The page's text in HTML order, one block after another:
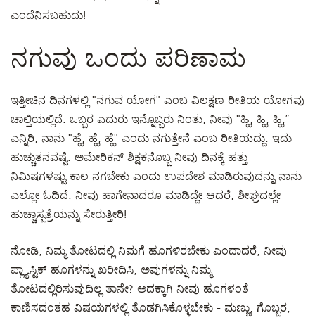
ಎಂದೆನಿಸಬಹುದು!
ನಗುವು ಒಂದು ಪರಿಣಾಮ
ಇತ್ತೀಚಿನ ದಿನಗಳಲ್ಲಿ "ನಗುವ ಯೋಗ" ಎಂಬ ವಿಲಕ್ಷಣ ರೀತಿಯ ಯೋಗವು
ಚಾಲ್ತಿಯಲ್ಲಿದೆ. ಒಬ್ಬರ ಎದುರು ಇನ್ನೊಬ್ಬರು ನಿಂತು, ನೀವು "ಹ್ಹಿ, ಹ್ಹಿ, ಹ್ಹಿ,”
ಎನ್ನಿರಿ, ನಾನು "ಹ್ಹೆ, ಹ್ಹೆ, ಹ್ಹೆ" ಎಂದು ನಗುತ್ತೇನೆ ಎಂಬ ರೀತಿಯದ್ದು. ಇದು
ಹುಚ್ಚುತನವಷ್ಟೆ. ಅಮೇರಿಕನ್ ಶಿಕ್ಷಕನೊಬ್ಬ ನೀವು ದಿನಕ್ಕೆ ಹತ್ತು
ನಿಮಿಷಗಳಷ್ಟು ಕಾಲ ನಗಬೇಕು ಎಂದು ಉಪದೇಶ ಮಾಡಿರುವುದನ್ನು ನಾನು
ಎಲ್ಲೋ ಓದಿದೆ. ನೀವು ಹಾಗೇನಾದರೂ ಮಾಡಿದ್ದೇ ಆದರೆ, ಶೀಘ್ರದಲ್ಲೇ
ಹುಚ್ಚಾಸ್ಪತ್ರೆಯನ್ನು ಸೇರುತ್ತೀರಿ!
ನೋಡಿ, ನಿಮ್ಮ ತೋಟದಲ್ಲಿ ನಿಮಗೆ ಹೂಗಳಿರಬೇಕು ಎಂದಾದರೆ, ನೀವು
ಪ್ಲ್ಯಾಸ್ಟಿಕ್ ಹೂಗಳನ್ನು ಖರೀದಿಸಿ, ಅವುಗಳನ್ನು ನಿಮ್ಮ
ತೋಟದಲ್ಲಿರಿಸುವುದಿಲ್ಲ ತಾನೇ? ಅದಕ್ಕಾಗಿ ನೀವು ಹೂಗಳಂತೆ
ಕಾಣಿಸದಂತಹ ವಿಷಯಗಳಲ್ಲಿ ತೊಡಗಿಸಿಕೊಳ್ಳಬೇಕು - ಮಣ್ಣು, ಗೊಬ್ಬರ,